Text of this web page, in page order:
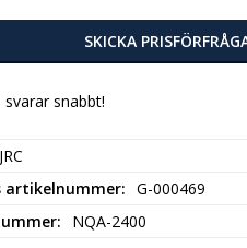
SKICKA
snabbt!
JRC
artikelnummer
G-000469
NQA-2400